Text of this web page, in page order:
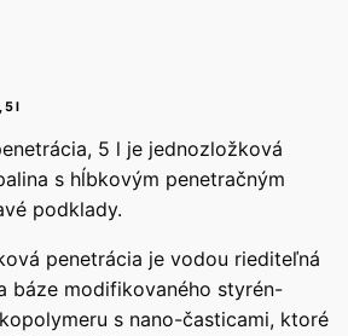
5 l
5 l je jednozložková
s hĺbkovým penetračným
podklady.
penetrácia je vodou riediteľná
báze modifikovaného styrén-
s nano-časticami, ktoré